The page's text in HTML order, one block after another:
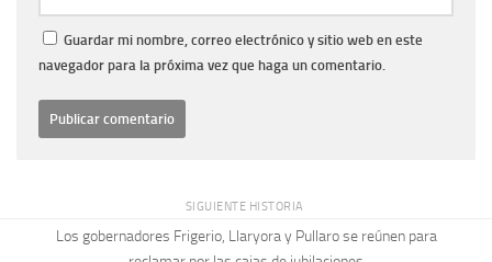
Guardar mi nombre, correo electrónico y sitio web en este
navegador para la próxima vez que haga un comentario.
SIGUIENTE HISTORIA
Los gobernadores Frigerio, Llaryora y Pullaro se reúnen para